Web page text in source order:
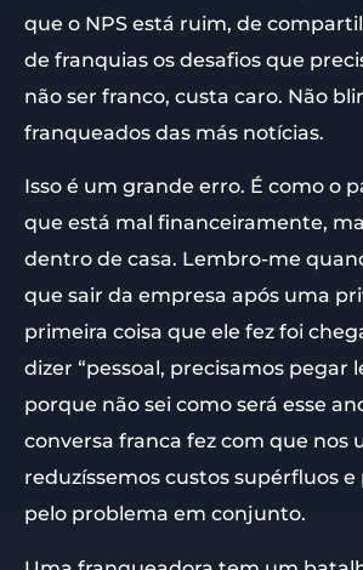
que o NPS está ruim, de
de franquias os desafios que
não ser franco, custa caro. Não
franqueados das más notícias.
Isso é um grande erro. É como o
que está mal financeiramente,
dentro de casa. Lembro-me
que sair da empresa após uma
primeira coisa que ele fez foi
dizer “pessoal, precisamos pegar
porque não sei como será esse
conversa franca fez com que nos
reduzíssemos custos supérfluos e
pelo problema em conjunto.